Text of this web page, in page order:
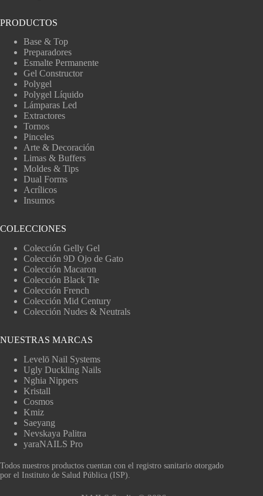
PRODUCTOS
Base & Top
Preparadores
Esmalte Permanente
Gel Constructor
Polygel
Polygel Líquido
Lámparas Led
Extractores
Tornos
Pinceles
Arte & Decoración
Limas & Buffers
Moldes & Tips
Dual Forms
Acrílicos
Insumos
COLECCIONES
Colección Gelly Gel
Colección 9D Ojo de Gato
Colección Macaron
Colección Black Tie
Colección French
Colección Mid Century
Colección Nudes & Neutrals
NUESTRAS MARCAS
Levelō Nail Systems
Ugly Duckling Nails
Nghia Nippers
Kristall
Cosmos
Kmiz
Saeyang
Nevskaya Palitra
yaraNAILS Pro
Todos nuestros productos cuentan con el registro sanitario otorgado
por el Instituto de Salud Pública (ISP).